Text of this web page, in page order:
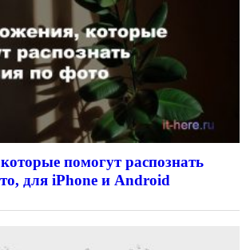
помогут распознать
для iPhone и Android